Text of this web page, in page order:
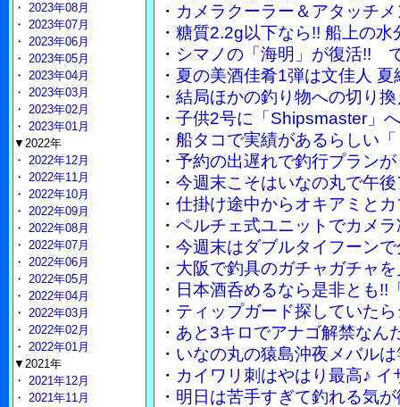
・ カメラクーラー＆アタッチ
・ 糖質2.2g以下なら!! 船上の
・ シマノの「海明」が復活!!
・ 夏の美酒佳肴1弾は文佳人
・ 結局ほかの釣り物への切り
・ 子供2号に「Shipsmaster」
・ 船タコで実績があるらしい
・ 予約の出遅れで釣行プラン
・ 今週末こそはいなの丸で午
・ 仕掛け途中からオキアミと
・ ペルチェ式ユニットでカメ
・ 今週末はダブルタイフーン
・ 大阪で釣具のガチャガチャ
・ 日本酒呑めるなら是非とも!!
・ ティップガード探していた
・ あと3キロでアナゴ解禁なん
・ いなの丸の猿島沖夜メバル
・ カイワリ刺はやはり最高♪
・ 明日は苦手すぎて釣れる気
・ 2023年08月
・ 2023年07月
・ 2023年06月
・ 2023年05月
・ 2023年04月
・ 2023年03月
・ 2023年02月
・ 2023年01月
▼2022年
・ 2022年12月
・ 2022年11月
・ 2022年10月
・ 2022年09月
・ 2022年08月
・ 2022年07月
・ 2022年06月
・ 2022年05月
・ 2022年04月
・ 2022年03月
・ 2022年02月
・ 2022年01月
▼2021年
・ 2021年12月
・ 2021年11月